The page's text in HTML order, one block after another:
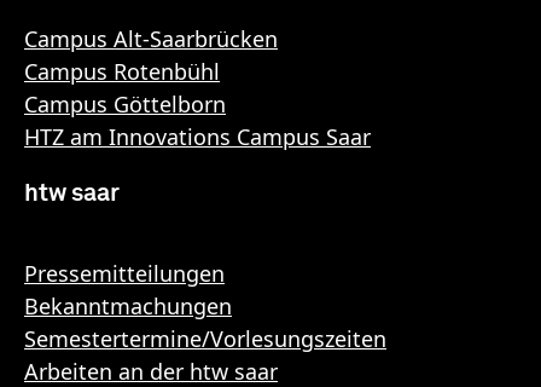
Campus Alt-Saarbrücken
Campus Rotenbühl
Campus Göttelborn
HTZ am Innovations Campus Saar
htw saar
Pressemitteilungen
Bekanntmachungen
Semestertermine/Vorlesungszeiten
Arbeiten an der htw saar